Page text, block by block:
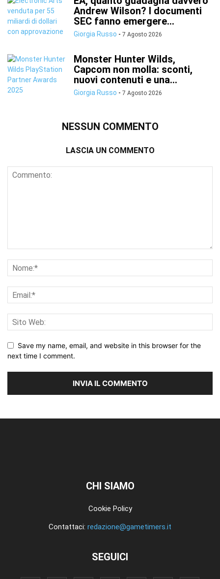
Andrew Wilson? I documenti
SEC fanno emergere...
Giorgia Russo - 7 Agosto 2026
Monster Hunter Wilds,
Capcom non molla: sconti,
nuovi contenuti e una...
Giorgia Russo - 7 Agosto 2026
NESSUN COMMENTO
LASCIA UN COMMENTO
Save my name, email, and website in this browser for the
next time I comment.
CHI SIAMO
Cookie Policy
Contattaci: redazione@gametimers.it
SEGUICI